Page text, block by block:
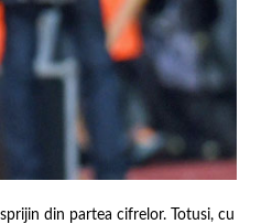
din partea cifrelor. Totusi, cu